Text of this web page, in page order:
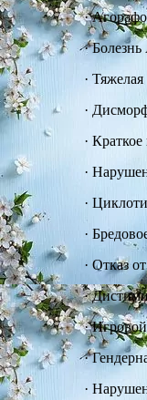
·
·
· Тяжелая
·
· Краткое
·
·
·
· Отказ
·
·
·
·